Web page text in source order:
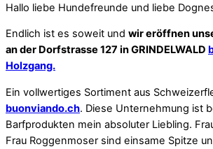
Hallo liebe Hundefreunde und liebe
Endlich ist es soweit und wir eröffnen
an der Dorfstrasse 127 in GRINDELWALD
Holzgang.
Ein vollwertiges Sortiment aus
buonviando.ch. Diese Unternehmung ist
Barfprodukten mein absoluter Liebling.
Frau Roggenmoser sind einsame Spitze